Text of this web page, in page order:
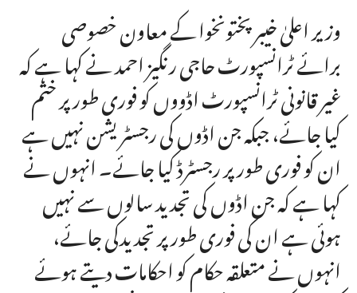
وزیر اعلیٰ خیبرپختونخوا کے معاون خصوصی
برائے ٹرانسپورٹ حاجی رنگیز احمد نے کہا ہے کہ
غیر قانونی ٹرانسپورٹ اڈووں کو فوری طور پر ختم
کیا جائے، جبکہ جن اڈوں کی رجسٹریشن نہیں ہے
ان کو فوری طور پر رجسٹرڈ کیا جائے۔ انہوں نے
کہا ہے کہ جن اڈوں کی تجدید سالوں سے نہیں
ہوئی ہے ان کی فوری طور پر تجدیدکی جائے،
انہوں نے متعلقہ حکام کو احکامات دیتے ہوئے